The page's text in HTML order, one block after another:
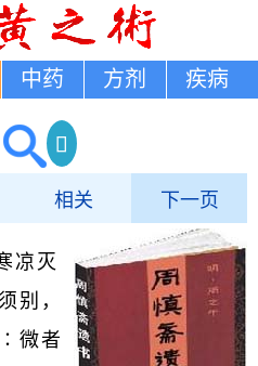
中药 方剂 疾病
相关 下一页
凉灭
别，
微者